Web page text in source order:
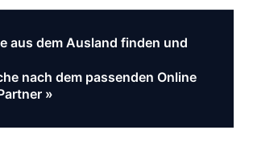
aus dem Ausland finden und
nach dem passenden Online